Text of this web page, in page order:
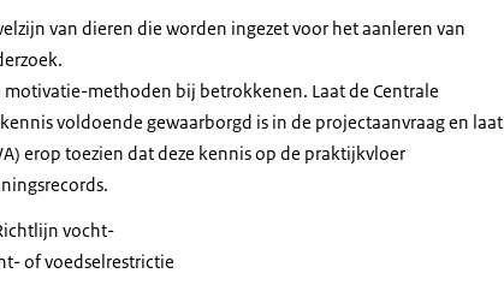
van dieren die worden ingezet voor het aanleren van
methoden bij betrokkenen. Laat de Centrale
voldoende gewaarborgd is in de projectaanvraag en laat
erop toezien dat deze kennis op de praktijkvloer
vocht-
of voedselrestrictie